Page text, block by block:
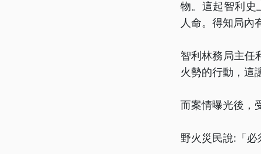
物。這起智利史
人命。得知局內
智利林務局主任
火勢的行動，這
而案情曝光後，
野火災民說:「必